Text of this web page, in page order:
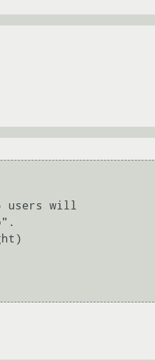
users will